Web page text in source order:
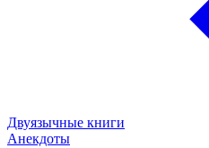
Двуязычные книги
Анекдоты